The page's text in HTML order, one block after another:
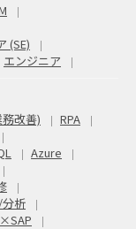
(SE)
エンジニア
務改善)
RPA
Azure
析